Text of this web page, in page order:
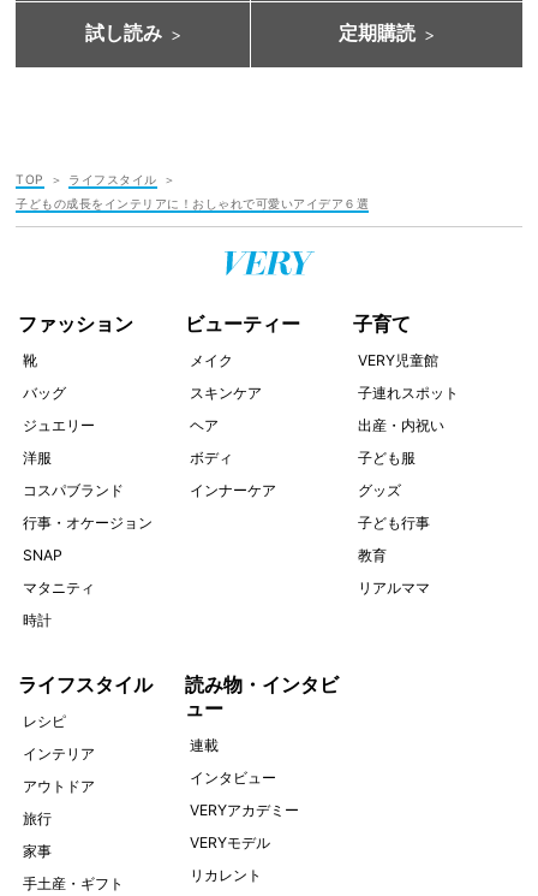
試し読み 定期購読
TOP
ライフスタイル
子どもの成長をインテリアに！おしゃれで可愛いアイデア６選
ファッション
靴
バッグ
ジュエリー
洋服
コスパブランド
行事・オケージョン
SNAP
マタニティ
時計
ビューティー
メイク
スキンケア
ヘア
ボディ
インナーケア
子育て
VERY児童館
子連れスポット
出産・内祝い
子ども服
グッズ
子ども行事
教育
リアルママ
ライフスタイル
レシピ
インテリア
アウトドア
旅行
家事
手土産・ギフト
読み物・インタビ
ュー
連載
インタビュー
VERYアカデミー
VERYモデル
リカレント